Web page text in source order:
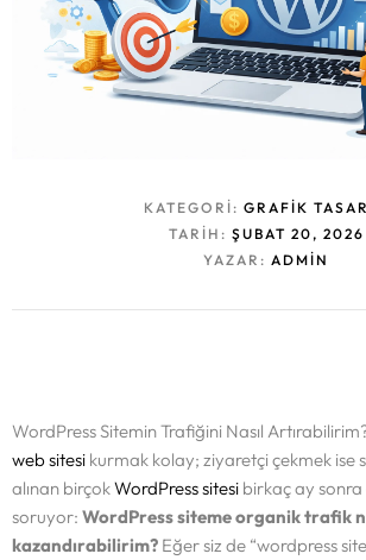
KATEGORI: GRAFIK
TARIH: ŞUBAT 20, 2026
YAZAR: ADMIN
WordPress Sitemin Trafiğini Nasıl
web sitesi kurmak kolay; ziyaretçi çekmek ise
alınan birçokWordPress sitesi birkaç ay sonra
soruyor: WordPress siteme organik trafik
kazandırabilirim? Eğer siz de “wordpress